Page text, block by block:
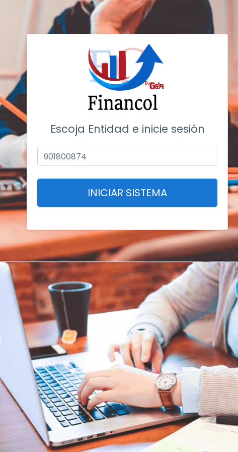
Escoja Entidad e inicie sesión
INICIAR SISTEMA